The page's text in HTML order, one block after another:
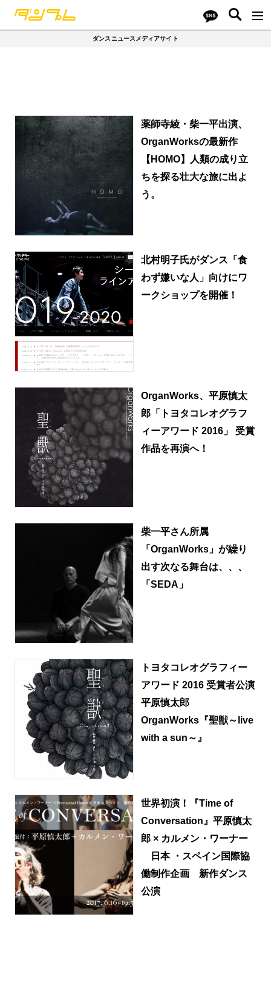
ダンスニュースメディアサイト
薬師寺綾・柴一平出演、
OrganWorksの最新作
【HOMO】人類の成り立
ちを探る壮大な旅に出よ
う。
北村明子氏がダンス「食
わず嫌いな人」向けにワ
ークショップを開催！
OrganWorks、平原慎太
郎「トヨタコレオグラフ
ィーアワード 2016」 受賞
作品を再演へ！
柴一平さん所属
「OrganWorks」が繰り
出す次なる舞台は、、、
「SEDA」
トヨタコレオグラフィー
アワード 2016 受賞者公演
平原慎太郎
OrganWorks『聖獣～live
with a sun～』
世界初演！『Time of
Conversation』平原慎太
郎 × カルメン・ワーナー
日本 ・スペイン国際協
働制作企画 新作ダンス
公演